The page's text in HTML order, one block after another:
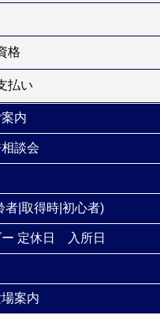
格
払い
内
談会
者|取得時|初心者)
ー 定休日 入所日
案内